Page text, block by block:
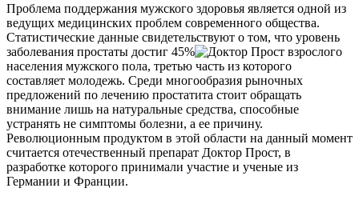
Проблема поддержания мужского здоровья является одной из
ведущих медицинских проблем современного общества.
Статистические данные свидетельствуют о том, что уровень
заболевания простаты достиг 45%
взрослого
населения мужского пола, третью часть из которого
составляет молодежь. Среди многообразия рыночных
предложений по лечению простатита стоит обращать
внимание лишь на натуральные средства, способные
устранять не симптомы болезни, а ее причину.
Революционным продуктом в этой области на данный момент
считается отечественный препарат Доктор Прост, в
разработке которого принимали участие и ученые из
Германии и Франции.